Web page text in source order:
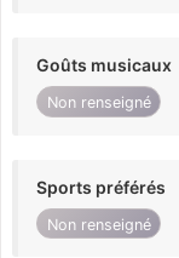
Goûts musicaux
Non renseigné
Sports préférés
Non renseigné